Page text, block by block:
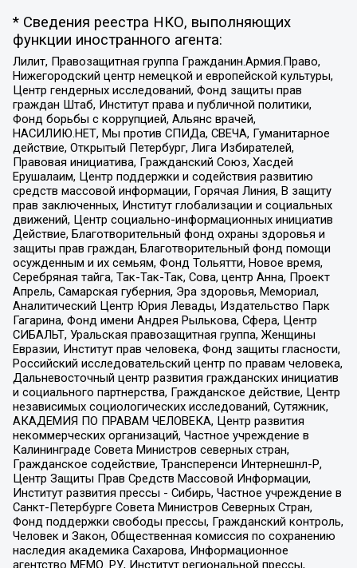
* Сведения реестра НКО, выполняющих
функции иностранного агента:
Лилит, Правозащитная группа Гражданин.Армия.Право,
Нижегородский центр немецкой и европейской культуры,
Центр гендерных исследований, Фонд защиты прав
граждан Штаб, Институт права и публичной политики,
Фонд борьбы с коррупцией, Альянс врачей,
НАСИЛИЮ.НЕТ, Мы против СПИДа, СВЕЧА, Гуманитарное
действие, Открытый Петербург, Лига Избирателей,
Правовая инициатива, Гражданский Союз, Хасдей
Ерушалаим, Центр поддержки и содействия развитию
средств массовой информации, Горячая Линия, В защиту
прав заключенных, Институт глобализации и социальных
движений, Центр социально-информационных инициатив
Действие, Благотворительный фонд охраны здоровья и
защиты прав граждан, Благотворительный фонд помощи
осужденным и их семьям, Фонд Тольятти, Новое время,
Серебряная тайга, Так-Так-Так, Сова, центр Анна, Проект
Апрель, Самарская губерния, Эра здоровья, Мемориал,
Аналитический Центр Юрия Левады, Издательство Парк
Гагарина, Фонд имени Андрея Рылькова, Сфера, Центр
СИБАЛЬТ, Уральская правозащитная группа, Женщины
Евразии, Институт прав человека, Фонд защиты гласности,
Российский исследовательский центр по правам человека,
Дальневосточный центр развития гражданских инициатив
и социального партнерства, Гражданское действие, Центр
независимых социологических исследований, Сутяжник,
АКАДЕМИЯ ПО ПРАВАМ ЧЕЛОВЕКА, Центр развития
некоммерческих организаций, Частное учреждение в
Калининграде Совета Министров северных стран,
Гражданское содействие, Трансперенси Интернешнл-Р,
Центр Защиты Прав Средств Массовой Информации,
Институт развития прессы - Сибирь, Частное учреждение в
Санкт-Петербурге Совета Министров Северных Стран,
Фонд поддержки свободы прессы, Гражданский контроль,
Человек и Закон, Общественная комиссия по сохранению
наследия академика Сахарова, Информационное
агентство МЕМО. РУ, Институт региональной прессы,